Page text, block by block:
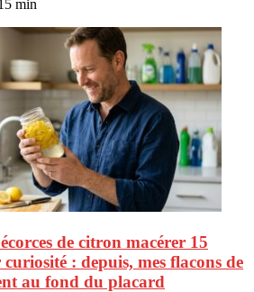
min
de citron macérer 15
: depuis, mes flacons de
au fond du placard